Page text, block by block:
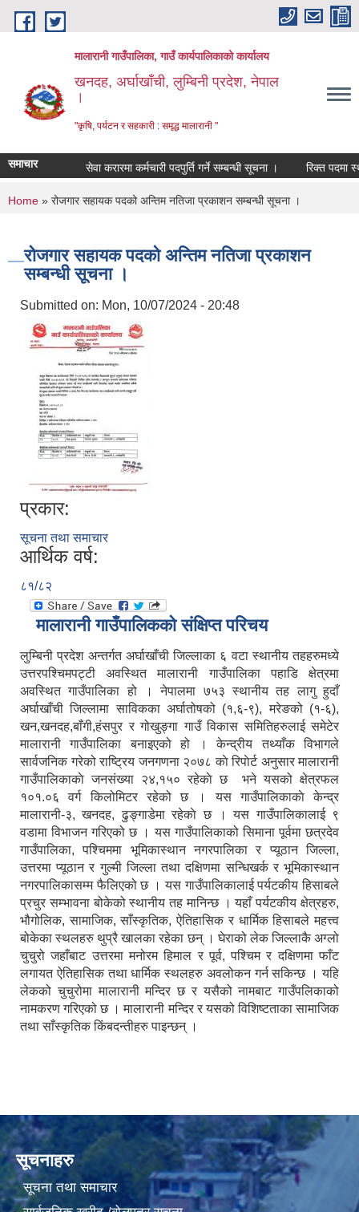
Skip to main content
मालारानी गाउँपालिका, गाउँ कार्यपालिकाको कार्यालय
खनदह, अर्घाखाँची, लुम्बिनी प्रदेश, नेपाल
।
"कृषि, पर्यटन र सहकारी : समृद्ध मालारानी "
समाचार सेवा करारमा कर्मचारी पदपुर्ति गर्ने सम्बन्धी सूचना । रिक्त पदमा
You are here
Home » रोजगार सहायक पदको अन्तिम नतिजा प्रकाशन सम्बन्धी सूचना ।
रोजगार सहायक पदको अन्तिम नतिजा प्रकाशन
सम्बन्धी सूचना ।
Submitted on: Mon, 10/07/2024 - 20:48
प्रकार:
सूचना तथा समाचार
आर्थिक वर्ष:
८१/८२
मालारानी गाउँपालिकको संक्षिप्त परिचय
लुम्बिनी प्रदेश अन्तर्गत अर्घाखाँची जिल्लाका ६ वटा स्थानीय तहहरुमध्ये
उत्तरपश्चिमपट्टी अवस्थित मालारानी गाउँपालिका पहाडि क्षेत्रमा
अवस्थित गाउँपालिका हो । नेपालमा ७५३ स्थानीय तह लागु हुदाँ
अर्घाखाँची जिल्लामा साविकका अर्घातोषको (१,६-९), मरेङको (१-६),
खन,खनदह,बाँगी,हंसपुर र गोखुङ्गा गाउँ विकास समितिहरुलाई समेटेर
मालारानी गाउँपालिका बनाइएको हो । केन्द्रीय तथ्याँक विभागले
सार्वजनिक गरेको राष्ट्रिय जनगणना २०७८ काे रिपाेर्ट अनुसार मालारानी
गाउँपालिकाकाे जनसंख्या २४,१५० रहेकाे छ भने यसको क्षेत्रफल
१०१.०६ वर्ग किलोमिटर रहेको छ । यस गाउँपालिकाकाे केन्द्र
मालारानी-३, खनदह, ढुङ्गाडेमा रहेकाे छ । यस गाउँपालिकालाई ९
वडामा विभाजन गरिएको छ । यस गाउँपालिकाको सिमाना पूर्वमा छत्रदेव
गाउँपालिका, पश्चिममा भूमिकास्थान नगरपालिका र प्यूठान जिल्ला,
उत्तरमा प्यूठान र गुल्मी जिल्ला तथा दक्षिणमा सन्धिखर्क र भूमिकास्थान
नगरपालिकासम्म फैलिएको छ । यस गाउँपालिकालाई पर्यटकीय हिसाबले
प्रचुर सम्भावना बोकेको स्थानीय तह मानिन्छ । यहाँ पर्यटकीय क्षेत्रहरु,
भौगोलिक, सामाजिक, साँस्कृतिक, ऐतिहासिक र धार्मिक हिसाबले महत्त्व
बोकेका स्थलहरु थुप्रै खालका रहेका छन् । घेराको लेक जिल्लाकै अग्लो
चुचुरो जहाँबाट उत्तरमा मनोरम हिमाल र पूर्व, पश्चिम र दक्षिणमा फाँट
लगायत ऐतिहासिक तथा धार्मिक स्थलहरु अवलोकन गर्न सकिन्छ । यहि
लेकको चुचुरोमा मालारानी मन्दिर छ र यसैको नामबाट गाउँपलिकाको
नामकरण गरिएको छ । मालारानी मन्दिर र यसको विशिष्टताका सामाजिक
तथा साँस्कृतिक किंबदन्तीहरु पाइन्छन् ।
सूचनाहरु
सूचना तथा समाचार